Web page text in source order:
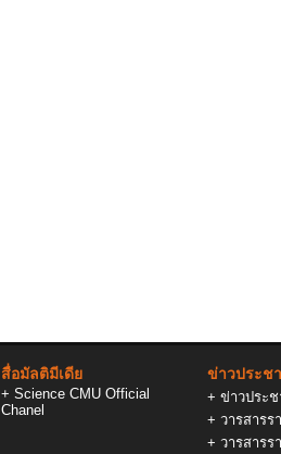
สื่อมัลติมีเดีย
+ Science CMU Official
Chanel
ข่าวประช
+ ข่าวประ
+ วารสารร
+ วารสารร